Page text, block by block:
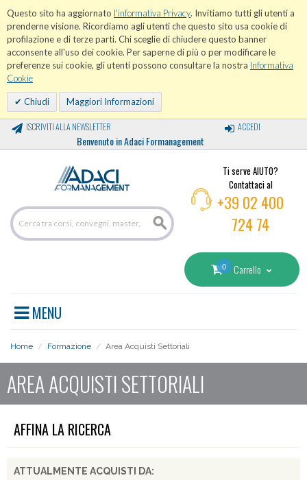
Questo sito ha aggiornato l'informativa Privacy. Invitiamo tutti gli utenti a
prenderne visione. Ricordiamo agli utenti che questo sito usa cookie di
profilazione e di terze parti. Chi sceglie di chiudere questo banner
acconsente all'uso dei cookie. Per saperne di più o per modificare le
preferenze sui cookie, gli utenti possono consultare la nostra Informativa
Cookie
Chiudi Maggiori Informazioni
ISCRIVITI ALLA NEWSLETTER
Benvenuto in Adaci Formanagement
ACCEDI
Ti serve AIUTO?
Contattaci al
+39 02 400
724 74
0 Carrello
MENU
Home / Formazione / Area Acquisti Settoriali
AREA ACQUISTI SETTORIALI
AFFINA LA RICERCA
ATTUALMENTE ACQUISTI DA: